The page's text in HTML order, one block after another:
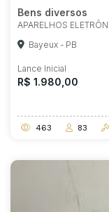
Bens diversos
APARELHOS
Bayeux - PB
Lance Inicial
R$ 1.980,00
463 83